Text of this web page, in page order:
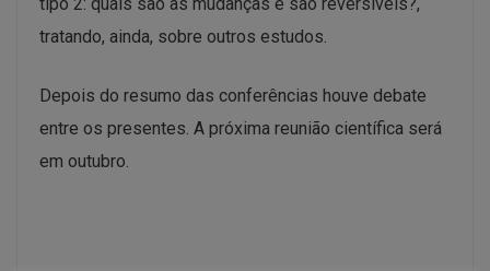
tratando, ainda, sobre outros estudos.
Depois do resumo das conferências houve debate
entre os presentes. A próxima reunião científica será
em outubro.